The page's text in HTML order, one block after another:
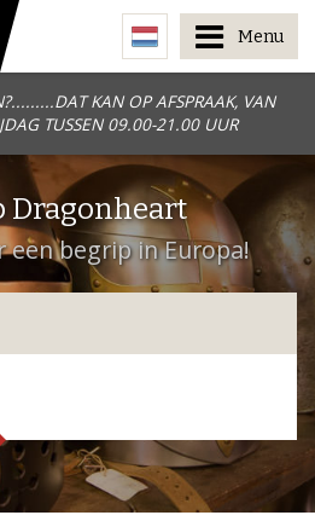
KAN OP AFSPRAAK, VAN
TUSSEN 09.00-21.00 UUR
Menu
Dragonheart
een begrip in Europa!